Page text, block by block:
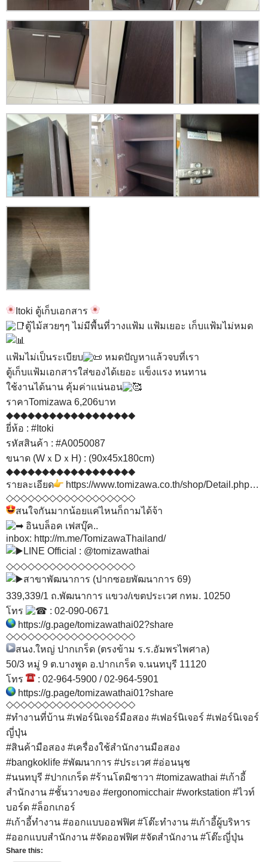
Itoki ตู้เก็บเอกสาร
ตู้ไม้สวยๆๆ ไม่มีพื้นที่วางแฟ้ม แฟ้มเยอะ เก็บแฟ้มไม่หมด
แฟ้มไม่เป็นระเบียบ
หมดปัญหาแล้วจบที่เรา
ตู้เก็บแฟ้มเอกสารใส่ของได้เยอะ แข็งแรง ทนทาน
ใช้งานได้นาน คุ้มค่าแน่นอน
ราคาTomizawa 6,206บาท
◆◆◆◆◆◆◆◆◆◆◆◆◆◆◆◆◆◆
ยี่ห้อ : #Itoki
รหัสสินค้า : #A0050087
ขนาด (WｘDｘH) : (90x45x180cm)
◆◆◆◆◆◆◆◆◆◆◆◆◆◆◆◆◆◆
รายละเอียด
https://www.tomizawa.co.th/shop/Detail.php…
◇◇◇◇◇◇◇◇◇◇◇◇◇◇◇◇◇◇
สนใจกันมากน้อยแค่ไหนก็ถามได้จ้า
อินบล็อค เฟสบุ๊ค..
inbox: http://m.me/TomizawaThailand/
LINE Official : @tomizawathai
◇◇◇◇◇◇◇◇◇◇◇◇◇◇◇◇◇◇
สาขาพัฒนาการ (ปากซอยพัฒนาการ 69)
339,339/1 ถ.พัฒนาการ แขวง/เขตประเวศ กทม. 10250
โทร
: 02-090-0671
https://g.page/tomizawathai02?share
◇◇◇◇◇◇◇◇◇◇◇◇◇◇◇◇◇◇
สนง.ใหญ่ ปากเกร็ด (ตรงข้าม ร.ร.อัมพรไพศาล)
50/3 หมู่ 9 ต.บางพูด อ.ปากเกร็ด จ.นนทบุรี 11120
โทร
: 02-964-5900 / 02-964-5901
https://g.page/tomizawathai01?share
◇◇◇◇◇◇◇◇◇◇◇◇◇◇◇◇◇◇
#ทำงานที่บ้าน #เฟอร์นิเจอร์มือสอง #เฟอร์นิเจอร์ #เฟอร์นิเจอร์
ญี่ปุ่น
#สินค้ามือสอง #เครื่องใช้สำนักงานมือสอง
#bangkoklife #พัฒนาการ #ประเวศ #อ่อนนุช
#นนทบุรี #ปากเกร็ด #ร้านโตมิซาวา #tomizawathai #เก้าอี้
สำนักงาน #ชั้นวางของ #ergonomicchair #workstation #ไวท์
บอร์ด #ล็อกเกอร์
#เก้าอี้ทํางาน #ออกแบบออฟฟิศ #โต๊ะทํางาน #เก้าอี้ผู้บริหาร
#ออกแบบสํานักงาน #จัดออฟฟิศ #จัดสํานักงาน #โต๊ะญี่ปุ่น
Share this: